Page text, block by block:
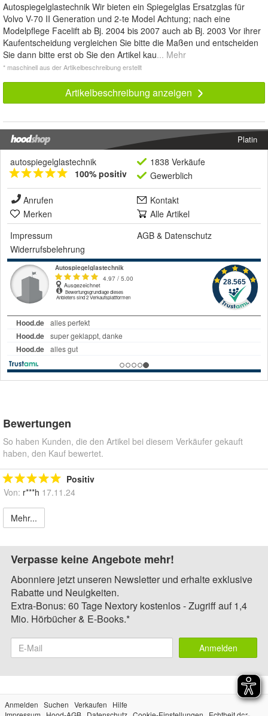
Autospiegelglastechnik Wir bieten ein Spiegelglas Ersatzglas für
Volvo V-70 II Generation und 2-te Model Achtung; nach eine
Modelpflege Facelift ab Bj. 2004 bis 2007 auch ab Bj. 2003 Vor ihrer
Kaufentscheidung vergleichen Sie bitte die Maßen und entscheiden
Sie dann bitte erst ob Sie den Artikel kau... Mehr
* maschinell aus der Artikelbeschreibung erstellt
Artikelbeschreibung anzeigen
Platin
autospiegelglastechnik
100% positiv
1838 Verkäufe
Gewerblich
Anrufen
Kontakt
Merken
Alle Artikel
Impressum
AGB & Datenschutz
Widerrufsbelehrung
Bewertungen
So haben Kunden, die den Artikel bei diesem Verkäufer gekauft
haben, den Kauf bewertet.
Positiv
Von: r***h 17.11.24
Mehr...
Verpasse keine Angebote mehr!
Abonniere jetzt unseren Newsletter und erhalte exklusive
Rabatte und Neuigkeiten.
Extra-Bonus: 60 Tage Nextory kostenlos - Zugriff auf 1,4
Mio. Hörbücher & E-Books.*
Anmelden
Anmelden Suchen Verkaufen
Hilfe